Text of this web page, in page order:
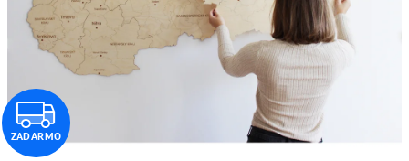
Z
A
ZADARMO